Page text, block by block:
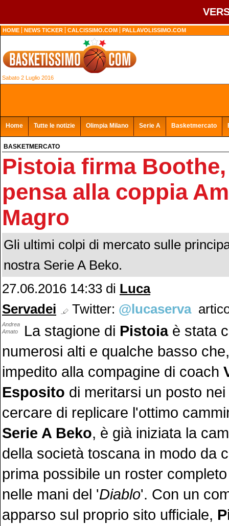
HOME NEWS TICKER CALCISSIMO.COM PALLAVOLISSIMO.COM
Sabato 2 Luglio 2016
Home Tutte le notizie Olimpia Milano Serie A Basketmercato
BASKETMERCATO
Pistoia firma
pensa alla coppia
Magro
Gli ultimi colpi di mercato sulle
nostra Serie A Beko.
27.06.2016 14:33 di Luca
Servadei
Twitter: @lucaserva
Andrea
Amato
La stagione di Pistoiaè stata
numerosi alti e qualche basso
impedito alla compagine di coach
Esposito di meritarsi un posto
cercare di replicare l'ottimo
Serie A Beko, è già iniziata la
della società toscana in modo da
prima possibile un roster
nelle mani del 'Diablo'. Con un
apparso sul proprio sito ufficiale,